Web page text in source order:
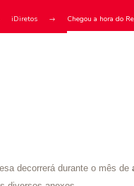
iDiretos Chegou a hora do
decorrerá durante o mês de